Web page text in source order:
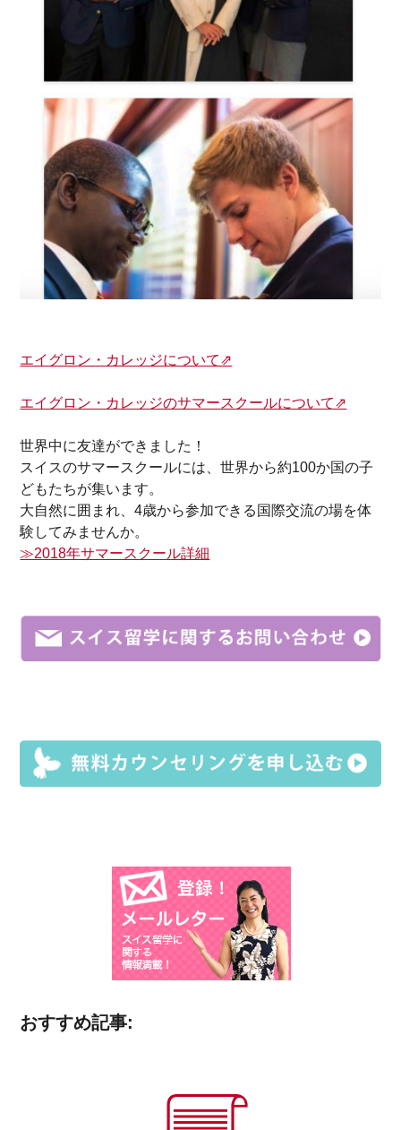
エイグロン・カレッジについて⇗
エイグロン・カレッジのサマースクールについて⇗
世界中に友達ができました！
スイスのサマースクールには、世界から約100か国の子
どもたちが集います。
大自然に囲まれ、4歳から参加できる国際交流の場を体
験してみませんか。
≫2018年サマースクール詳細
おすすめ記事: